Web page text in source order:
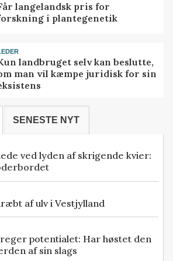
langelandsk pris for
i plantegenetik
landbruget selv kan beslutte,
man vil kæmpe juridisk for sin
SENESTE NYT
ved lyden af skrigende kvier:
af ulv i Vestjylland
potentialet: Har høstet den
af sin slags